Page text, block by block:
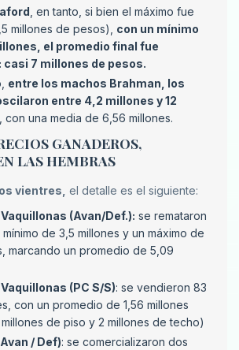
, en tanto, si bien el máximo fue
millones de pesos), con un mínimo
el promedio final fue
casi 7 millones de pesos.
entre los machos Brahman, los
entre 4,2 millones y 12
, con una media de 6,56 millones.
GANADEROS,
LAS HEMBRAS
vientres, el detalle es el siguiente:
(Avan/Def.): se remataron
mínimo de 3,5 millones y un máximo de
marcando un promedio de 5,09
(PC S/S): se vendieron 83
con un promedio de 1,56 millones
millones de piso y 2 millones de techo)
/ Def): se comercializaron dos